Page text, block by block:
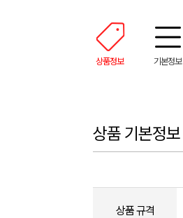
상품정보 기본정보
상품 기본정보
상품 규격